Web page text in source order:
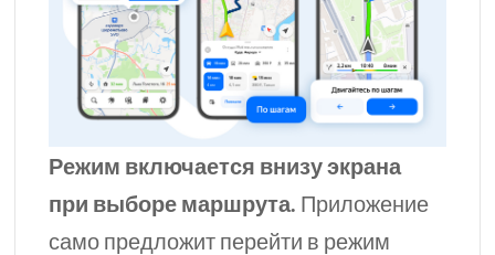
Режим включается внизу экрана
при выборе маршрута. Приложение
само предложит перейти в режим